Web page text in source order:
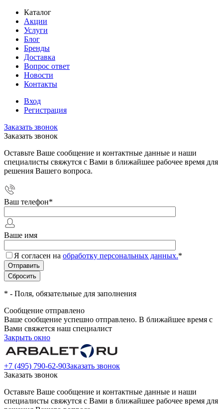
Каталог
Акции
Услуги
Блог
Бренды
Доставка
Вопрос ответ
Новости
Контакты
Вход
Регистрация
Заказать звонок
Заказать звонок
Оставьте Ваше сообщение и контактные данные и наши
специалисты свяжутся с Вами в ближайшее рабочее время для
решения Вашего вопроса.
Ваш телефон*
Ваше имя
Я согласен на обработку персональных данных.*
* - Поля, обязательные для заполнения
Сообщение отправлено
Ваше сообщение успешно отправлено. В ближайшее время с
Вами свяжется наш специалист
Закрыть окно
+7 (495) 790-62-90Заказать звонок
Заказать звонок
Оставьте Ваше сообщение и контактные данные и наши
специалисты свяжутся с Вами в ближайшее рабочее время для